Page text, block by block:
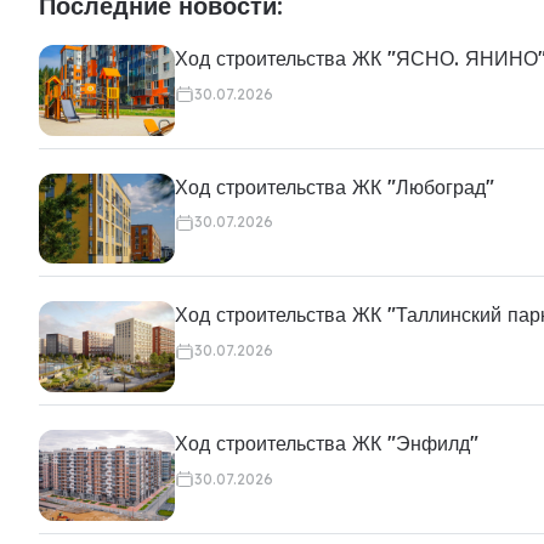
Ход строительства ЖК "ЯСНО.
30.07.2026
Ход строительства ЖК "Любоград"
30.07.2026
Ход строительства ЖК "Таллинский
30.07.2026
Ход строительства ЖК "Энфилд"
30.07.2026